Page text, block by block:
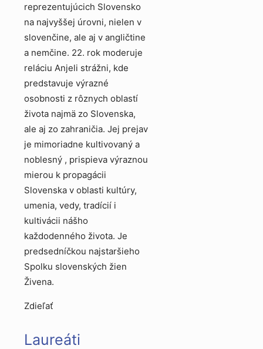
reprezentujúcich Slovensko
na najvyššej úrovni, nielen v
slovenčine, ale aj v angličtine
a nemčine. 22. rok moderuje
reláciu Anjeli strážni, kde
predstavuje výrazné
osobnosti z rôznych oblastí
života najmä zo Slovenska,
ale aj zo zahraničia. Jej prejav
je mimoriadne kultivovaný a
noblesný , prispieva výraznou
mierou k propagácii
Slovenska v oblasti kultúry,
umenia, vedy, tradícií i
kultivácii nášho
každodenného života. Je
predsedníčkou najstaršieho
Spolku slovenských žien
Živena.
Zdieľať
Laureáti